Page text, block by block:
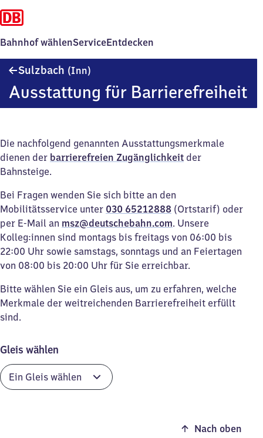
Bahnhof wählenServiceEntdecken
Sulzbach (Inn)
Ausstattung für Barrierefreiheit
Die nachfolgend genannten Ausstattungsmerkmale
dienen der barrierefreien Zugänglichkeit der
Bahnsteige.
Bei Fragen wenden Sie sich bitte an den
Mobilitätsservice unter 030 65212888 (Ortstarif) oder
per E-Mail an msz@deutschebahn.com. Unsere
Kolleg:innen sind montags bis freitags von 06:00 bis
22:00 Uhr sowie samstags, sonntags und an Feiertagen
von 08:00 bis 20:00 Uhr für Sie erreichbar.
Bitte wählen Sie ein Gleis aus, um zu erfahren, welche
Merkmale der weitreichenden Barrierefreiheit erfüllt
sind.
Gleis wählen
Nach oben